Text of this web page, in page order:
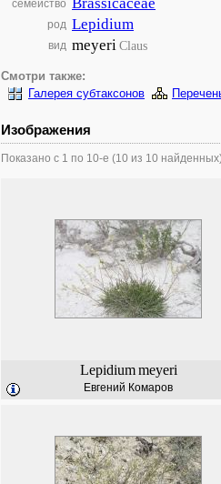
семейство
род Lepidium
вид meyeriClaus
Смотри также:
Галерея субтаксонов
Изображения
Показано с 1 по 10-е (10 из 10
Lepidium meyeri
Евгений Комаров